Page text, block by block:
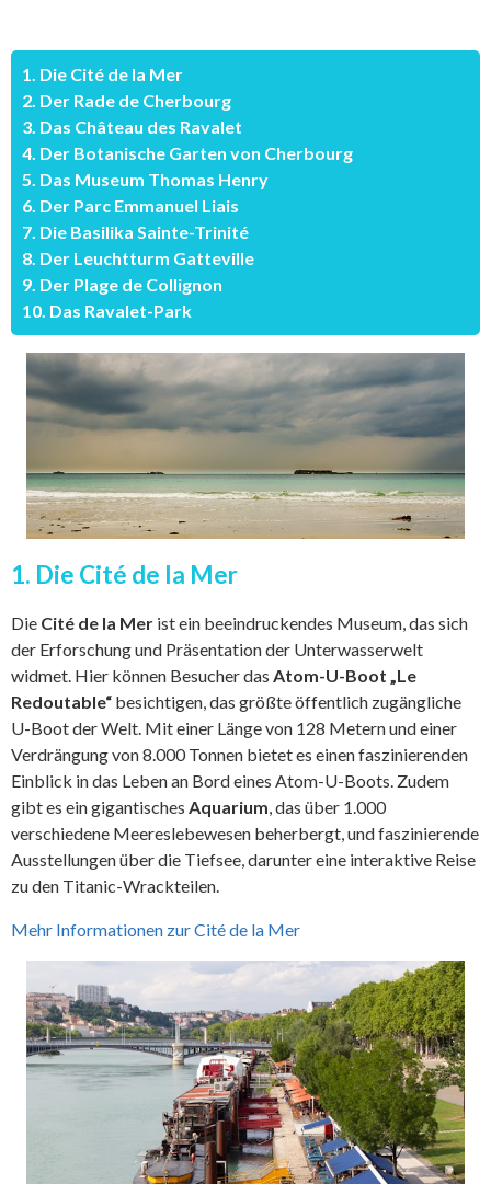
1. Die Cité de la Mer
2. Der Rade de Cherbourg
3. Das Château des Ravalet
4. Der Botanische Garten von Cherbourg
5. Das Museum Thomas Henry
6. Der Parc Emmanuel Liais
7. Die Basilika Sainte-Trinité
8. Der Leuchtturm Gatteville
9. Der Plage de Collignon
10. Das Ravalet-Park
1. Die Cité de la Mer
Die Cité de la Mer ist ein beeindruckendes Museum, das sich
der Erforschung und Präsentation der Unterwasserwelt
widmet. Hier können Besucher das Atom-U-Boot „Le
Redoutable“ besichtigen, das größte öffentlich zugängliche
U-Boot der Welt. Mit einer Länge von 128 Metern und einer
Verdrängung von 8.000 Tonnen bietet es einen faszinierenden
Einblick in das Leben an Bord eines Atom-U-Boots. Zudem
gibt es ein gigantisches Aquarium, das über 1.000
verschiedene Meereslebewesen beherbergt, und faszinierende
Ausstellungen über die Tiefsee, darunter eine interaktive Reise
zu den Titanic-Wrackteilen.
Mehr Informationen zur Cité de la Mer